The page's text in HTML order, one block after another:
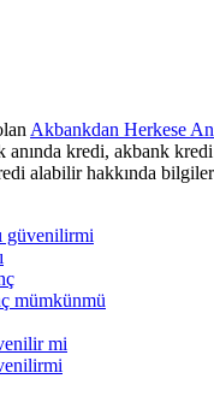
Akbankdan Herkese
anında kredi, akbank kredi
alabilir hakkında
güvenilirmi
mümkünmü
mi